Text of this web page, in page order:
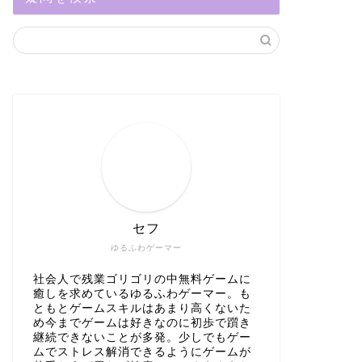
ゆるふわゲーマー
セフ
社会人で残業ゴリゴリの中無料ゲームに
癒しを求めているゆるふわゲーマー。も
ともとゲームスキルはあまり高くないた
め今までゲームは好きなのに初歩で躓き
継続できないことが多発。少しでもゲー
ムでストレス解消できるようにゲームが